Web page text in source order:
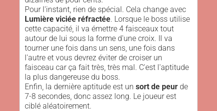
Pour l'instant, rien de spécial. Cela change avec
Lumière viciée réfractée. Lorsque le boss utilise
cette capacité, il va émettre 4 faisceaux tout
autour de lui sous la forme d'une croix. Il va
tourner une fois dans un sens, une fois dans
l'autre et vous devrez éviter de croiser un
faisceau car ça fait très, très mal. C'est l'aptitude
la plus dangereuse du boss.
Enfin, la dernière aptitude est un sort de peur de
7-8 secondes, donc assez long. Le joueur est
ciblé aléatoirement.